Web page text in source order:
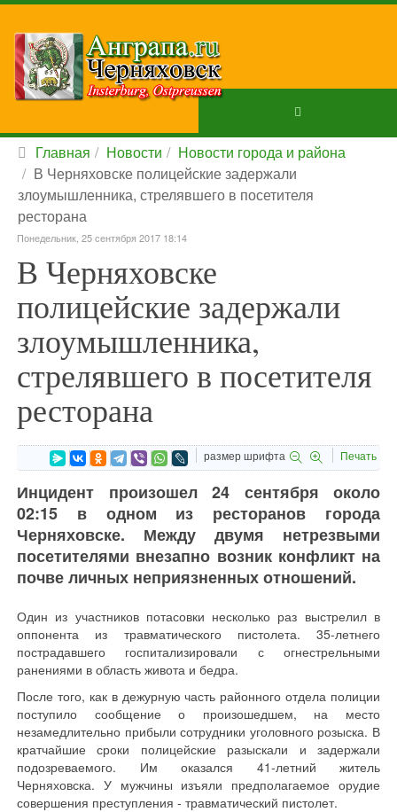
Главная Новости
Новости города и района
В Черняховске полицейские задержали
злоумышленника, стрелявшего в посетителя
ресторана
Понедельник, 25 сентября 2017 18:14
В Черняховске
полицейские задержали
злоумышленника,
стрелявшего в посетителя
ресторана
размер шрифта Печать
Инцидент произошел 24 сентября около
02:15 в одном из ресторанов города
Черняховске. Между двумя нетрезвыми
посетителями внезапно возник конфликт на
почве личных неприязненных отношений.
Один из участников потасовки несколько раз выстрелил в
оппонента из травматического пистолета. 35-летнего
пострадавшего госпитализировали с огнестрельными
ранениями в область живота и бедра.
После того, как в дежурную часть районного отдела полиции
поступило сообщение о произошедшем, на место
незамедлительно прибыли сотрудники уголовного розыска. В
кратчайшие сроки полицейские разыскали и задержали
подозреваемого. Им оказался 41-летний житель
Черняховска. У мужчины изъяли предполагаемое орудие
совершения преступления - травматический пистолет.